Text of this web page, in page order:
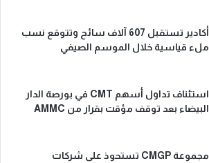
أكادير تستقبل 607 آلاف سائح وتتوقع نسب
ملء قياسية خلال الموسم الصيفي
استئناف تداول أسهم CMT في بورصة الدار
البيضاء بعد توقف مؤقت بقرار من AMMC
مجموعة CMGP تستحوذ على شركات